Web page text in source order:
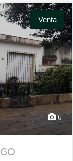
Venta
6